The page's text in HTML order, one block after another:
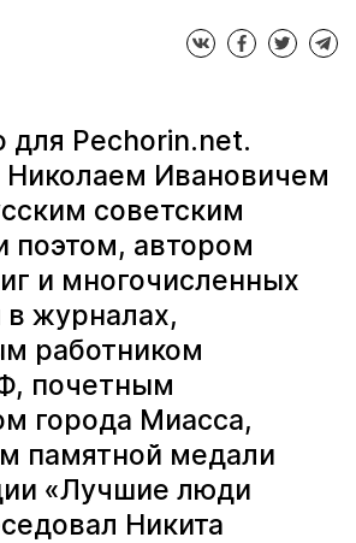
для Pechorin.net.
Ивановичем
советским
поэтом, автором
и многочисленных
в журналах,
работником
почетным
города Миасса,
памятной медали
«Лучшие люди
Никита